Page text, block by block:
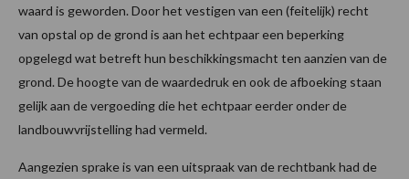
waard is geworden. Door het vestigen van een (feitelijk) recht
van opstal op de grond is aan het echtpaar een beperking
opgelegd wat betreft hun beschikkingsmacht ten aanzien van de
grond. De hoogte van de waardedruk en ook de afboeking staan
gelijk aan de vergoeding die het echtpaar eerder onder de
landbouwvrijstelling had vermeld.
Aangezien sprake is van een uitspraak van de rechtbank had de